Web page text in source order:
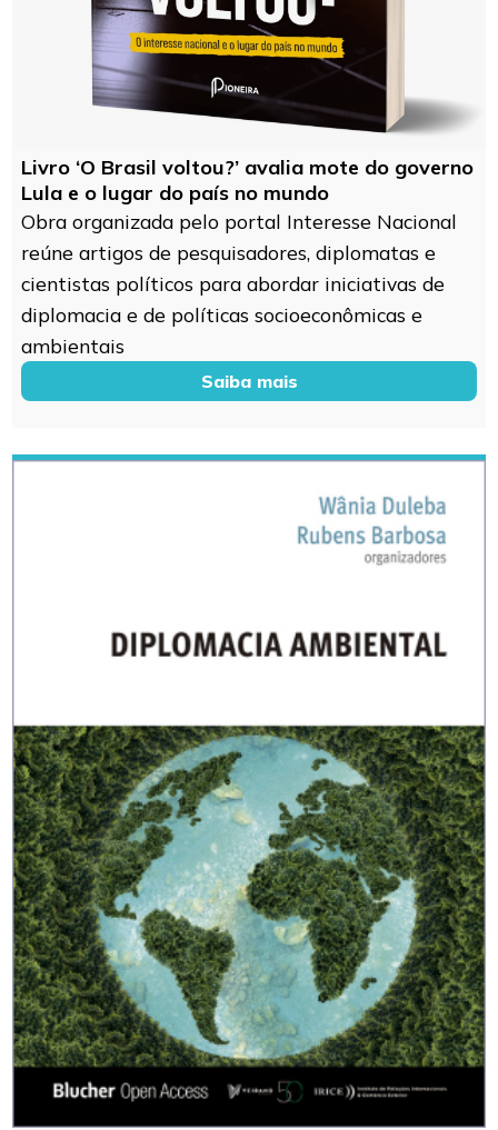
Livro ‘O Brasil voltou?’ avalia mote do governo
Lula e o lugar do país no mundo
Obra organizada pelo portal Interesse Nacional
reúne artigos de pesquisadores, diplomatas e
cientistas políticos para abordar iniciativas de
diplomacia e de políticas socioeconômicas e
ambientais
Saiba mais